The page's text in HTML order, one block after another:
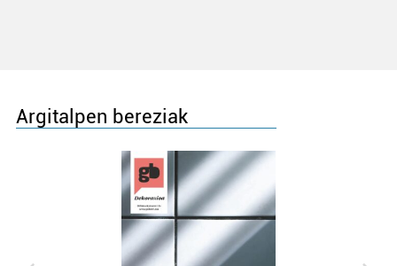
Argitalpen bereziak